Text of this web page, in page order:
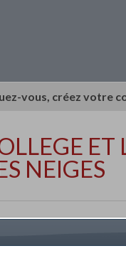
vous, créez votre
ET
NEIGES